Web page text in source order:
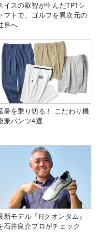
イスの叡智が生んだTPTシ
フトで、ゴルフを異次元の
界へ
暑を乗り切る！ こだわり機
派パンツ4選
新モデル『FJクオンタム』
石井良介プロがチェック